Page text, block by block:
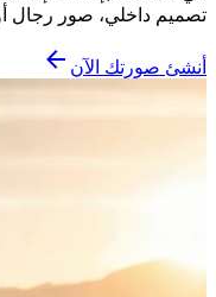
تصميم داخلي، صور رجال
أنشئ صورتك الآن